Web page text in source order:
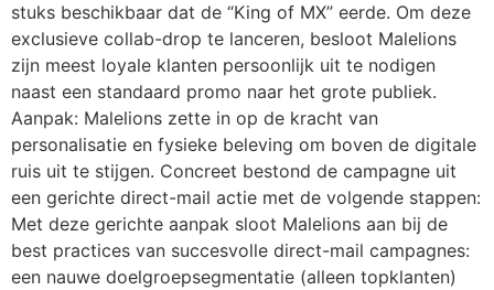
stuks beschikbaar dat de “King of MX” eerde. Om deze
exclusieve collab-drop te lanceren, besloot Malelions
zijn meest loyale klanten persoonlijk uit te nodigen
naast een standaard promo naar het grote publiek.
Aanpak: Malelions zette in op de kracht van
personalisatie en fysieke beleving om boven de digitale
ruis uit te stijgen. Concreet bestond de campagne uit
een gerichte direct-mail actie met de volgende stappen:
Met deze gerichte aanpak sloot Malelions aan bij de
best practices van succesvolle direct-mail campagnes:
een nauwe doelgroepsegmentatie (alleen topklanten)